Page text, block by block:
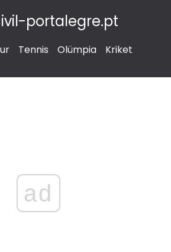
portalegre.pt
Tennis Olümpia Kriket
ad